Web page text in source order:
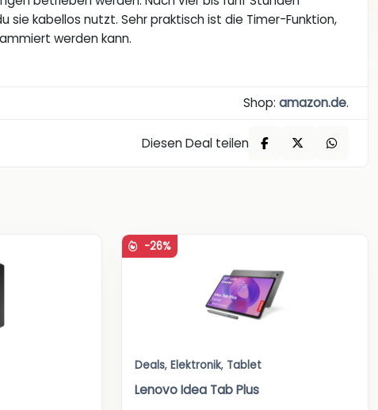
sie kabellos nutzt. Sehr praktisch ist die Timer-Funktion,
werden kann.
Shop: amazon.de.
Diesen Deal teilen
-26%
Deals, Elektronik, Tablet
Lenovo Idea Tab Plus